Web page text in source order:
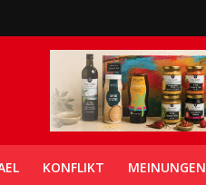
KONFLIKT MEINUNGEN